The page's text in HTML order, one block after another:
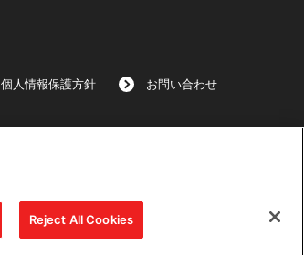
個人情報保護方針 お問い合わせ
Reject All Cookies